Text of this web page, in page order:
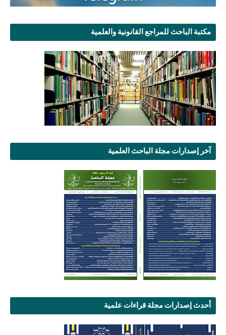
مكتبة الباحث للمراجع القانونية والعلمية
آخر إصدارات مجلة الباحث العلمية
أحدث إصدارات مجلة قراءات علمية